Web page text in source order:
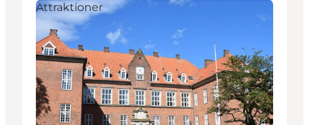
Attraktioner